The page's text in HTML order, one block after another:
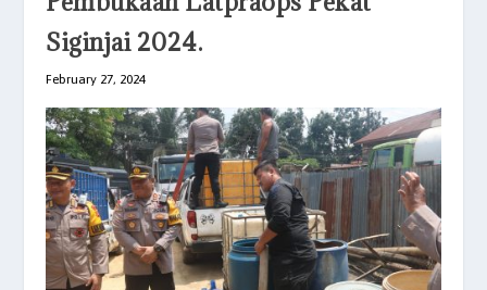
Siginjai 2024.
February 27, 2024